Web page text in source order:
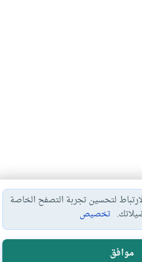
الوتر القراءة في الوتر
لتحسين تجربة التصفح الخاصة
تخصيص
موافق